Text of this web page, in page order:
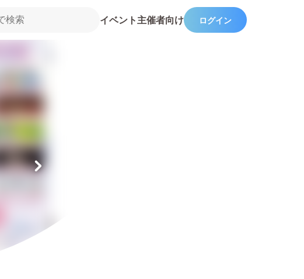
イベント主催者向け ログイン